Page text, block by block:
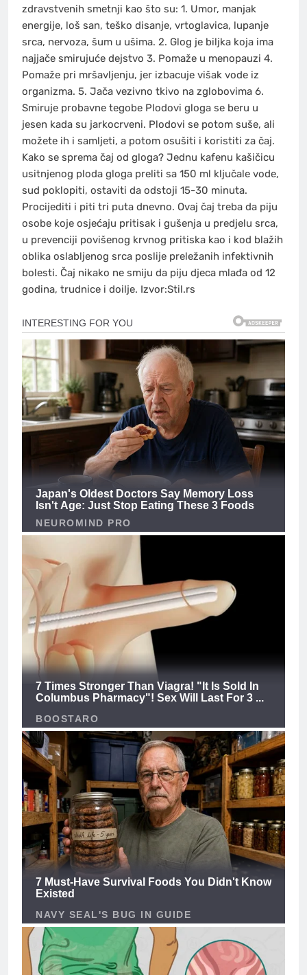
zdravstvenih smetnji kao što su: 1. Umor, manjak
energije, loš san, teško disanje, vrtoglavica, lupanje
srca, nervoza, šum u ušima. 2. Glog je biljka koja ima
najjače smirujuće dejstvo 3. Pomaže u menopauzi 4.
Pomaže pri mršavljenju, jer izbacuje višak vode iz
organizma. 5. Jača vezivno tkivo na zglobovima 6.
Smiruje probavne tegobe Plodovi gloga se beru u
jesen kada su jarkocrveni. Plodovi se potom suše, ali
možete ih i samljeti, a potom osušiti i koristiti za čaj.
Kako se sprema čaj od gloga? Jednu kafenu kašičicu
usitnjenog ploda gloga preliti sa 150 ml ključale vode,
sud poklopiti, ostaviti da odstoji 15-30 minuta.
Procijediti i piti tri puta dnevno. Ovaj čaj treba da piju
osobe koje osjećaju pritisak i gušenja u predjelu srca,
u prevenciji povišenog krvnog pritiska kao i kod blažih
oblika oslabljenog srca poslije preležanih infektivnih
bolesti. Čaj nikako ne smiju da piju djeca mlađa od 12
godina, trudnice i doilje. Izvor:Stil.rs